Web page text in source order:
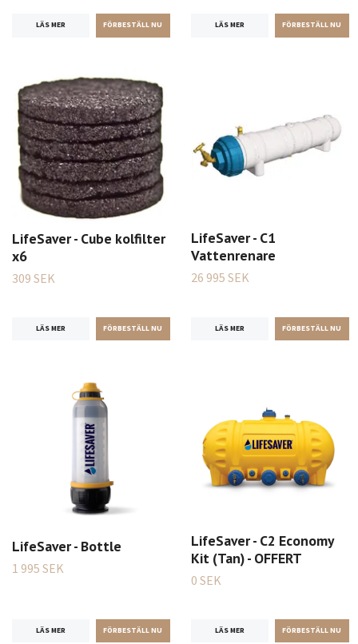
LÄS MER LÄS MER
LifeSaver - Cube kolfilter
x6
309 SEK
LÄS MER
LifeSaver - C1
Vattenrenare
26 995 SEK
LÄS MER
LifeSaver - Bottle
1 995 SEK
LÄS MER
LifeSaver - C2 Economy
Kit (Tan) - OFFERT
0 SEK
LÄS MER